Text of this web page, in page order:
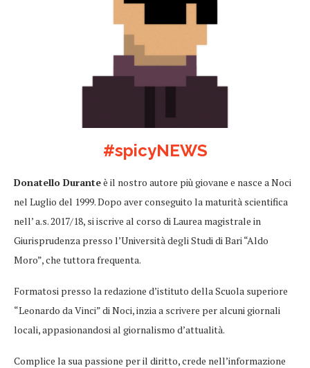
#spicyNEWS
Donatello Duranteè il nostro autore più giovane e nasce a Noci
nel Luglio del 1999. Dopo aver conseguito la maturità scientifica
nell’ a.s. 2017/18, si iscrive al corso di Laurea magistrale in
Giurisprudenza presso l’Università degli Studi di Bari “Aldo
Moro”, che tuttora frequenta.
Formatosi presso la redazione d’istituto della Scuola superiore
“Leonardo da Vinci” di Noci, inzia a scrivere per alcuni giornali
locali, appasionandosi al giornalismo d’attualità.
Complice la sua passione per il diritto, crede nell’informazione